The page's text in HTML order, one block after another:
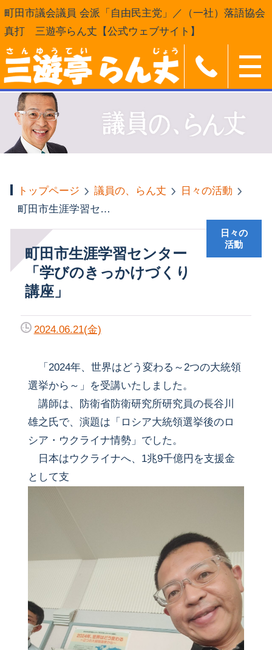
町田市議会議員 会派「自由民主党」／（一社）落語協会
真打 三遊亭らん丈【公式ウェブサイト】
トップページ 議員の、らん丈
日々の活動
町田市生涯学習センター「学びのきっかけづくり講座」
町田市生涯学習センター
「学びのきっかけづくり
講座」
日々の
活動
2024.06.21(金)
「2024年、世界はどう変わる～2つの大統領
選挙から～」を受講いたしました。
講師は、防衛省防衛研究所研究員の長谷川
雄之氏で、演題は「ロシア大統領選挙後のロ
シア・ウクライナ情勢」でした。
日本はウクライナへ、1兆9千億円を支援金
として支